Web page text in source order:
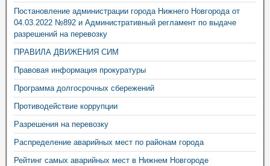
Постановление администрации города Нижнего Новгорода от
04.03.2022 №892 и Административный регламент по выдаче
разрешений на перевозку
ПРАВИЛА ДВИЖЕНИЯ СИМ
Правовая информация прокуратуры
Программа долгосрочных сбережений
Противодействие коррупции
Разрешения на перевозку
Распределение аварийных мест по районам города
Рейтинг самых аварийных мест в Нижнем Новгороде